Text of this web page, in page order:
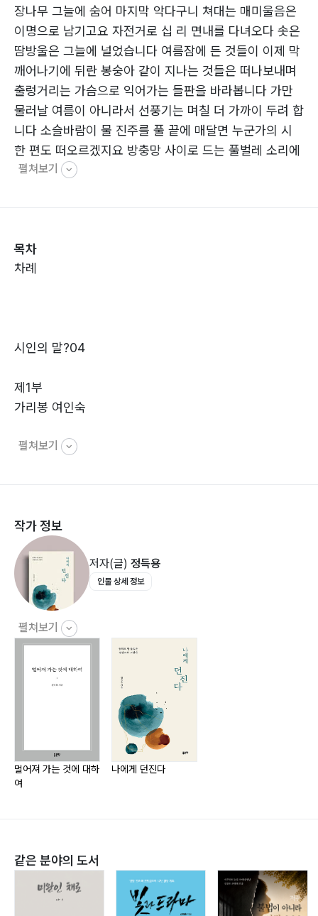
장나무 그늘에 숨어 마지막 악다구니 쳐대는 매미울음은
이명으로 남기고요 자전거로 십 리 면내를 다녀오다 솟은
땀방울은 그늘에 널었습니다 여름잠에 든 것들이 이제 막
깨어나기에 뒤란 봉숭아 같이 지나는 것들은 떠나보내며
출렁거리는 가슴으로 익어가는 들판을 바라봅니다 가만
물러날 여름이 아니라서 선풍기는 며칠 더 가까이 두려 합
니다 소슬바람이 물 진주를 풀 끝에 매달면 누군가의 시
한 편도 떠오르겠지요 방충망 사이로 드는 풀벌레 소리에
잠겨 오늘 밤은 생각이 깊어 질 것이고요
펼쳐보기
목차
차례
시인의 말?04
제1부
가리봉 여인숙
느리실 외가에서?10 / 파꽃?12 / 압화?13 / 억새?14 / 금
앵두나무 여인숙?27 / 밤꽃 여인숙?29 / 능소화 여인숙?
30 / 풍년초 여인숙?32 / 목백일홍 여인숙?33 / 접시꽃
여인숙?34 / 봉선화 여인숙?35 / 가리봉 여인숙?36
제2부
가족
5월?38 / 아버지의 5월?39 / 전쟁?40 / 친절한 세상?
41 / 족두리꽃?42 / 나팔꽃?43 / 두더지?44 / 호미?46
/ 라일락 필 무렵?47 / 아내?48 / 일기?49 / 원추리꽃?
50 / 접시꽃?51 / 주말에만 피는 꽃?52 / 미투리 삼아 준
아내에게?53 / 유배지 아닌 시골에서 보내는 편지?55 /
싸릿골 여인?57 / 구절초?59 / 귀휴?60 / 성탄절 가까이
에는?61 / 크리스마스 풍경?62 / 좋은 날?63
처서?66 / 가을 편지?67 / 추일(秋日)?68 / 고추잠자
리?69 / 늦가을에 더 많이 보이는 것은?70 / 늦가을 이맘
펼쳐보기
작가 정보
저자(글) 정득용
인물 상세 정보
펼쳐보기
멀어져 가는 것에 대하
여
나에게 던진다
같은 분야의 도서